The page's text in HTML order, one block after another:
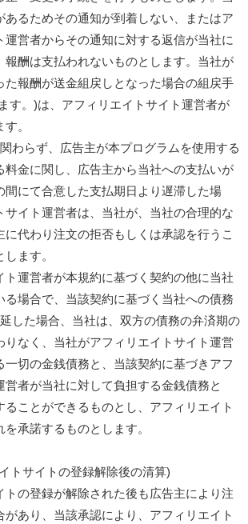
あるためその通知が到着しない、またはア
運営者からその通知に対する返信が当社に
報酬は支払われないものとします。当社が
た報酬が送金組戻しとなった場合の組戻手
す。)は、アフィリエイトサイト運営者が
。
わらず、広告主が本プログラムを使用する
料金に関し、広告主から当社への支払いが
間にて合意した支払期日より遅滞した場
サイト運営者は、当社が、当社の合理的な
に代わり注文の拒否もしくは承認を行うこ
ます。
ト運営者が本規約に基づく契約の他に当社
る場合で、当該契約に基づく当社への債務
した場合、当社は、双方の債務の弁済期の
りなく、当社がアフィリエイトサイト運営
一切の金銭債務と、当該契約に基づきアフ
営者が当社に対して負担する金銭債務と
ることができるものとし、アフィリエイト
承諾するものとします。
トサイトの登録解除後の清算)
トの登録が解除された後も広告主により注
があり、当該承認により、アフィリエイト